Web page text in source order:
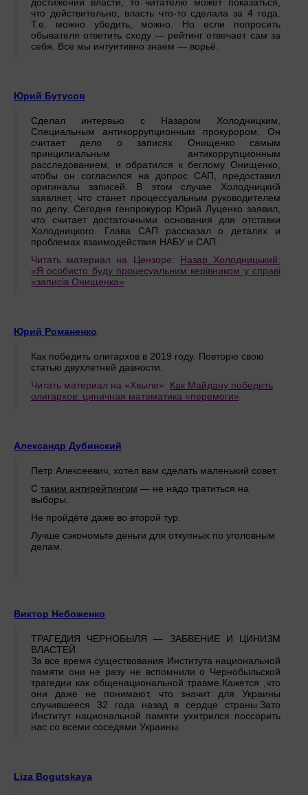
достижений власти, то читателю может показаться,
что действительно, власть что-то сделала за 4 года.
Т.е. можно убедить, можно. Но если попросить
обывателя ответить сходу — рейтинг отвечает сам за
себя. Все мы интуитивно знаем — ворьё.
Юрий Бутусов
Сделал интервью с Назаром Холодницким,
Специальным антикоррупционным прокурором. Он
считает дело о записях Онищенко самым
принципиальным антикоррупционным
расследованием, и обратился к беглому Онищенко,
чтобы он согласился на допрос САП, предоставил
оригиналы записей. В этом случае Холодницкий
заявляет, что станет процессуальным руководителем
по делу. Сегодня генпрокурор Юрий Луценко заявил,
что считает достаточными основания для отставки
Холодницкого. Глава САП рассказал о деталях и
проблемах взаимодействия НАБУ и САП.
Читать материал на Цензоре: Назар Холодницький:
«Я особисто буду процесуальним керівником у справі
«записів Онищенка»
Юрий Романенко
Как победить олигархов в 2019 году. Повторю свою
статью двухлетней давности.
Читать материал на «Хвыле»: Как Майдану победить
олигархов: циничная математика «перемоги»
Александр Дубинский
Петр Алексеевич, хотел вам сделать маленький совет.
С таким антирейтингом — не надо тратиться на
выборы.
Не пройдёте даже во второй тур.
Лучше сэкономьте деньги для откупных по уголовным
делам.
Виктор Небоженко
ТРАГЕДИЯ ЧЕРНОБЫЛЯ — ЗАБВЕНИЕ И ЦИНИЗМ
ВЛАСТЕЙ
За все время существования Института национальной
памяти они не разу не вспомнили о Чернобыльской
трагедии как общенациональной травме.Кажется ,что
они даже не понимают, что значит для Украины
случившееся 32 года назад в сердце страны.Зато
Институт национальной памяти ухитрился поссорить
нас со всеми соседями Украины.
Liza Bogutskaya